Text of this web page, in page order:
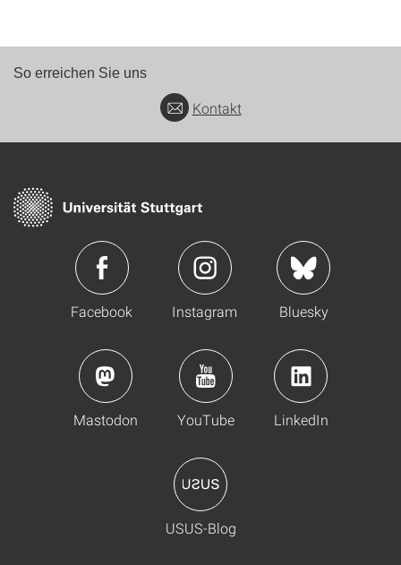
So erreichen Sie uns
Kontakt
Facebook Instagram Bluesky
Mastodon YouTube LinkedIn
USUS-Blog